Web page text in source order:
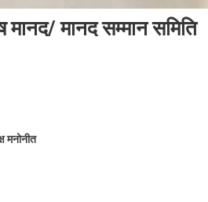
मानद/ मानद सम्मान समिति
मनोनीत